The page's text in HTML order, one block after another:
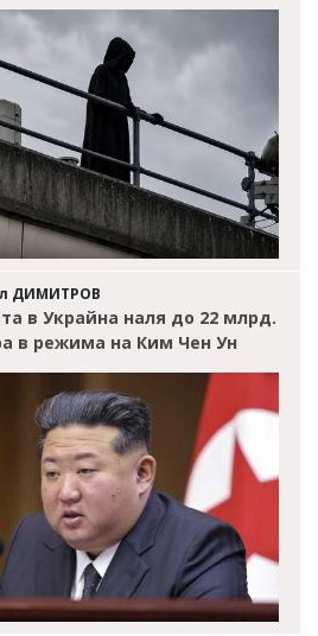
ДИМИТРОВ
в Украйна наля до 22 млрд.
в режима на Ким Чен Ун